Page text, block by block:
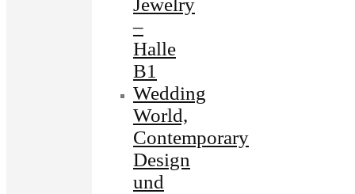
Jewelry
–
Halle
B1
Wedding
World,
Contemporary
Design
und